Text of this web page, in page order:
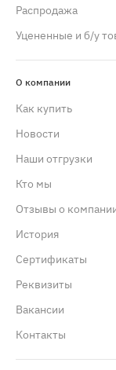
Распродажа
Уцененные и б/у
О компании
Как купить
Новости
Наши отгрузки
Кто мы
Отзывы о
История
Сертификаты
Реквизиты
Вакансии
Контакты